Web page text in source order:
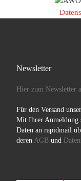
Newsletter
Hier zum Newsletter
Für den Versand
Mit Ihrer Anmeldung
Daten an rapidmail
deren AGBund